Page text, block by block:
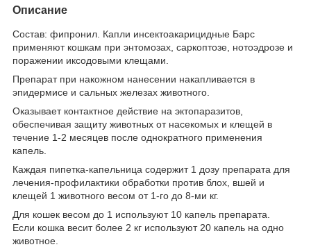
Описание
Состав: фипронил. Капли инсектоакарицидные Барс
применяют кошкам при энтомозах, саркоптозе, нотоэдрозе и
поражении иксодовыми клещами.
Препарат при накожном нанесении накапливается в
эпидермисе и сальных железах животного.
Оказывает контактное действие на эктопаразитов,
обеспечивая защиту животных от насекомых и клещей в
течение 1-2 месяцев после однократного применения
капель.
Каждая пипетка-капельница содержит 1 дозу препарата для
лечения-профилактики обработки против блох, вшей и
клещей 1 животного весом от 1-го до 8-ми кг.
Для кошек весом до 1 используют 10 капель препарата.
Если кошка весит более 2 кг используют 20 капель на одно
животное.